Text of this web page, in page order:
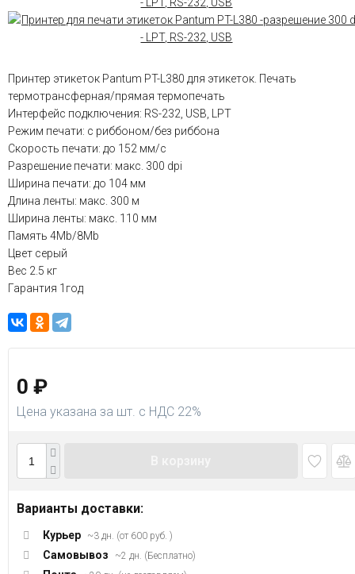
Принтер этикеток Pantum PT-L380 для этикеток. Печать
термотрансферная/прямая термопечать
Интерфейс подключения: RS-232, USB, LPT
Режим печати: с риббоном/без риббона
Скорость печати: до 152 мм/с
Разрешение печати: макс. 300 dpi
Ширина печати: до 104 мм
Длина ленты: макс. 300 м
Ширина ленты: макс. 110 мм
Память 4Mb/8Mb
Цвет серый
Вес 2.5 кг
Гарантия 1год
0 ₽
Цена указана за шт. с НДС 22%
Варианты доставки:
Курьер ~3 дн. (от 600 руб. )
Самовывоз ~2 дн. (Бесплатно)